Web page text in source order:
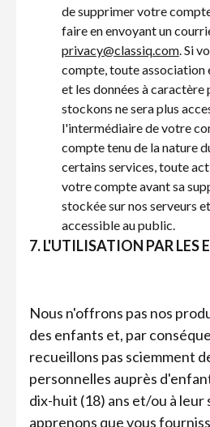
de supprimer votre
faire en envoyant un
privacy@classiq.com. Si
compte, toute
et les données à caractère
stockons ne sera plus
l'intermédiaire de votre
compte tenu de la nature
certains services, toute
votre compte avant sa
stockée sur nos serveurs
accessible au public.
7. L'UTILISATION PAR LES
Nous n'offrons pas nos
des enfants et, par
recueillons pas sciemment
personnelles auprès
dix-huit (18) ans et/ou à leur
apprenons que vous